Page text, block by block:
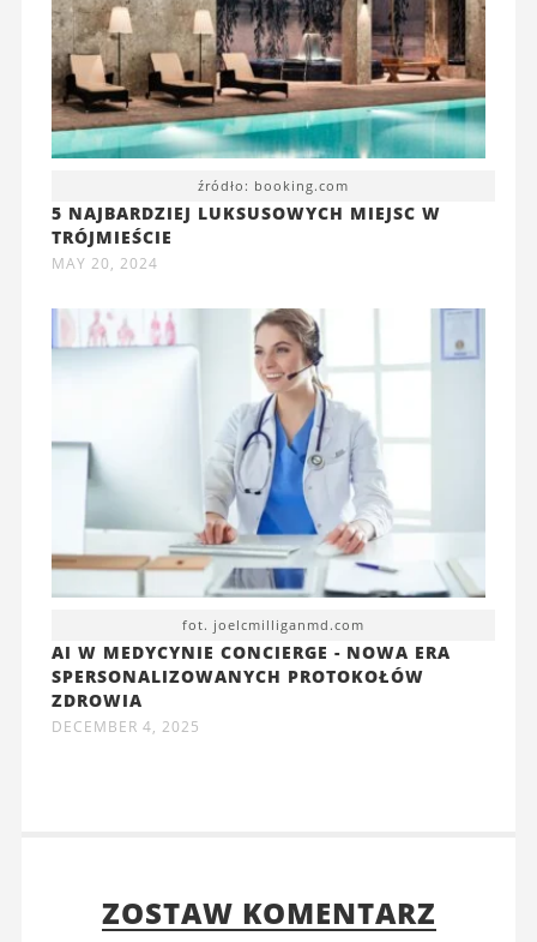
źródło: booking.com
5 NAJBARDZIEJ LUKSUSOWYCH MIEJSC W
TRÓJMIEŚCIE
MAY 20, 2024
fot. joelcmilliganmd.com
AI W MEDYCYNIE CONCIERGE - NOWA ERA
SPERSONALIZOWANYCH PROTOKOŁÓW
ZDROWIA
DECEMBER 4, 2025
ZOSTAW KOMENTARZ